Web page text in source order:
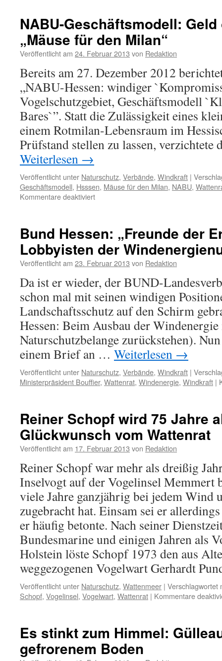
NABU-Geschäftsmodell:
„Mäuse für den Milan“
Veröffentlicht am 24. Februar 2013 von Redaktion
Bereits am 27. Dezember 2012
„NABU-Hessen: windiger
Vogelschutzgebiet, Geschäftsmodell
Bares`”. Statt die Zulässigkeit eines
einem Rotmilan-Lebensraum im
Prüfstand stellen zu lassen,
Weiterlesen →
Veröffentlicht unter Naturschutz, Verbände, Windkraft |
Geschäftsmodell, Hsssen, Mäuse für den Milan, NABU,
Kommentare deaktiviertfür
oder
Klage,
„Mäuse
für
Milan“
Bund Hessen: „Freunde der
Lobbyisten der
Veröffentlicht am 23. Februar 2013 von Redaktion
Da ist er wieder, der BUND-
schon mal mit seinen windigen
Landschaftsschutz auf den Schirm
Hessen: Beim Ausbau der Windenergie
Naturschutzbelange zurückstehen).
einem Brief an … Weiterlesen →
Veröffentlicht unter Naturschutz, Verbände, Windkraft |
Ministerpräsident Bouffier, Wattenrat, Windenergie, Windkraft |
Reiner Schopf wird 75 Jahre
Glückwunsch vom Wattenrat
Veröffentlicht am 17. Februar 2013 von Redaktion
Reiner Schopf war mehr als dreißig
Inselvogt auf der Vogelinsel Memmert
viele Jahre ganzjährig bei jedem Wind
zugebracht hat. Einsam sei er
er häufig betonte. Nach seiner
Bundesmarine und einigen Jahren als
Holstein löste Schopf 1973 den aus
weggezogenen Vogelwart Gerhardt
Veröffentlicht unter Naturschutz, Wattenmeer | Verschlagwortet
Schopf, Vogelinsel, Vogelwart, Wattenrat | Kommentare
Es stinkt zum Himmel:
gefrorenem Boden